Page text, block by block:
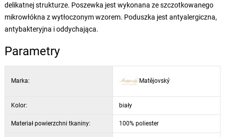
delikatnej strukturze. Poszewka jest wykonana ze szczotkowanego
mikrowłókna z wytłoczonym wzorem. Poduszka jest antyalergiczna,
antybakteryjna i oddychająca.
Parametry
Marka: Matějovský
Kolor: biały
Materiał powierzchni tkaniny: 100% poliester